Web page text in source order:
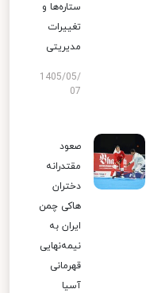
ستاره‌ها و
تغییرات
مدیریتی
1405/05/
07
صعود
مقتدرانه
دختران
هاکی چمن
ایران به
نیمه‌نهایی
قهرمانی
آسیا